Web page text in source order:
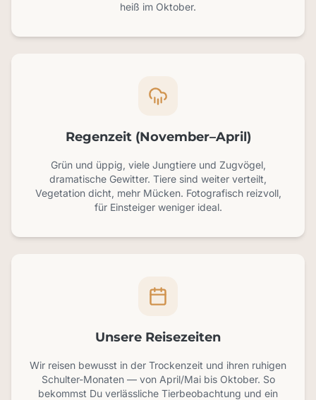
heiß im Oktober.
Regenzeit (November–April)
Grün und üppig, viele Jungtiere und Zugvögel,
dramatische Gewitter. Tiere sind weiter verteilt,
Vegetation dicht, mehr Mücken. Fotografisch reizvoll,
für Einsteiger weniger ideal.
Unsere Reisezeiten
Wir reisen bewusst in der Trockenzeit und ihren ruhigen
Schulter-Monaten — von April/Mai bis Oktober. So
bekommst Du verlässliche Tierbeobachtung und ein